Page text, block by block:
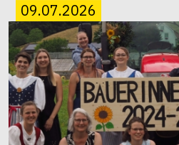
09.07.2026